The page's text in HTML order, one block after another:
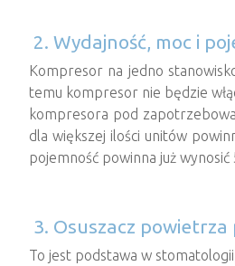
2. Wydajność, moc i
Kompresor na jedno
temu kompresor nie będzie
kompresora pod
dla większej ilości unitów
pojemność powinna już
3. Osuszacz
To jest podstawa w